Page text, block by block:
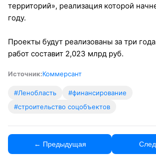
территорий», реализация которой
году.
Проекты будут реализованы за три
работ составит 2,023 млрд руб.
Источник:Коммерсант
#Ленобласть
#финансирование
#строительство соцобъектов
← Предыдущая